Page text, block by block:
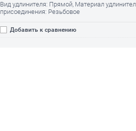
Вид удлинителя: Прямой, Материал
присоединения: Резьбовое
Добавить к сравнению